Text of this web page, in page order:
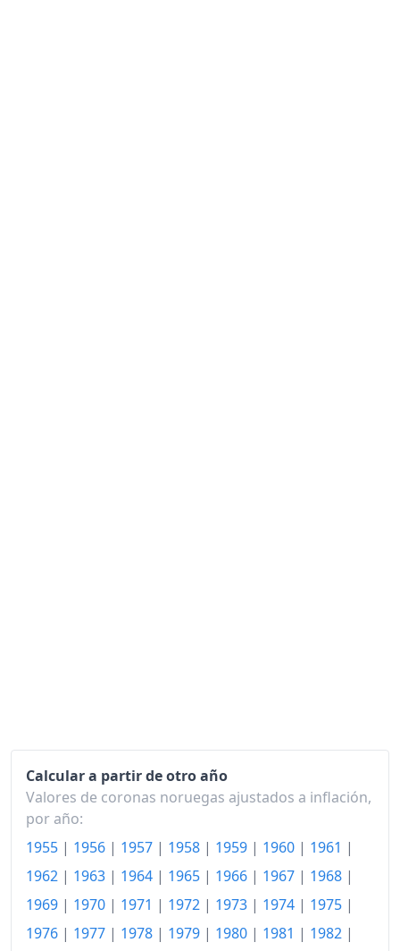
2001
451.19
2002
457.05
2003
2004
470.65
2006
488.78
Calcular a partir de otro año
Valores de coronas noruegas ajustados a inflación,
por año:
1955 | 1956 | 1957 | 1958 | 1959 | 1960 | 1961 |
1962 | 1963 | 1964 | 1965 | 1966 | 1967 | 1968 |
1969 | 1970 | 1971 | 1972 | 1973 | 1974 | 1975 |
1976 | 1977 | 1978 | 1979 | 1980 | 1981 | 1982 |